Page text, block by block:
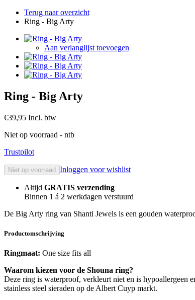
Terug naar overzicht
Ring - Big Arty
Aan verlanglijst toevoegen
Ring - Big Arty
€39,95 Incl. btw
Niet op voorraad - ntb
Trustpilot
Niet op voorraad Inloggen voor wishlist
Altijd GRATIS verzending
Binnen 1 á 2 werkdagen verstuurd
De Big Arty ring van Shanti Jewels is een gouden
Productomschrijving
Ringmaat: One size fits all
Waarom kiezen voor de Shouna ring?
Deze ring is waterproof, verkleurt niet en is hypoallergeen
stainless steel sieraden op de Albert Cuyp markt.